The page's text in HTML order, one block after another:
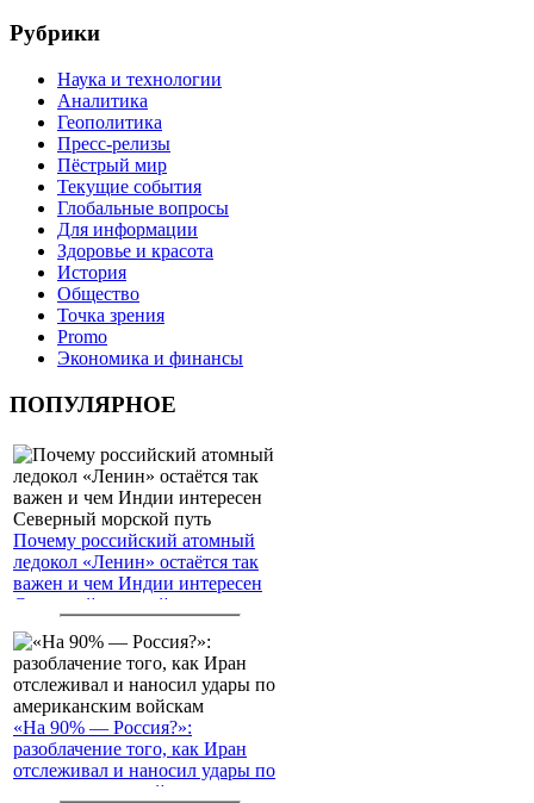
Рубрики
Наука и технологии
Аналитика
Геополитика
Пресс-релизы
Пёстрый мир
Текущие события
Глобальные вопросы
Для информации
Здоровье и красота
История
Общество
Точка зрения
Promo
Экономика и финансы
ПОПУЛЯРНОЕ
Почему российский атомный
ледокол «Ленин» остаётся так
важен и чем Индии интересен
Северный морской путь
«На 90% — Россия?»:
разоблачение того, как Иран
отслеживал и наносил удары по
американским войскам